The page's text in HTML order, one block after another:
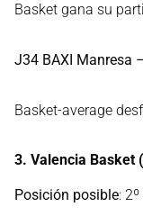
Basket gana su
J34 BAXI Manresa
Basket-average
3. Valencia Basket
Posición posible: